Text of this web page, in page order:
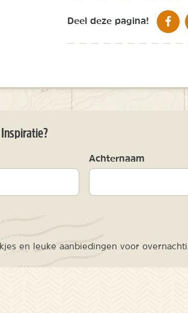
Deel deze pagina!
Achternaam
en leuke aanbiedingen voor